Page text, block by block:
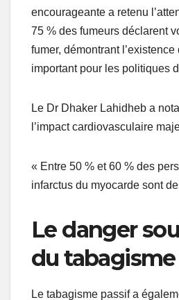
encourageante a retenu
75 % des fumeurs déclarent
fumer, démontrant l’existence
important pour les politiques
Le Dr Dhaker Lahidheb a
l’impact cardiovasculaire
« Entre 50 % et 60 % des
infarctus du myocarde sont
Le danger
du
Le tabagisme passif a